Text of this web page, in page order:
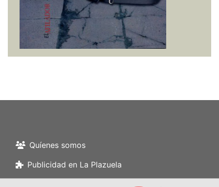
Quíenes somos
Publicidad en La Plazuela